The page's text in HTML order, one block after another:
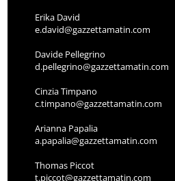
Erika David
e.david@gazzettamatin.com
Davide Pellegrino
d.pellegrino@gazzettamatin.com
Cinzia Timpano
c.timpano@gazzettamatin.com
Arianna Papalia
a.papalia@gazzettamatin.com
Thomas Piccot
t.piccot@gazzettamatin.com